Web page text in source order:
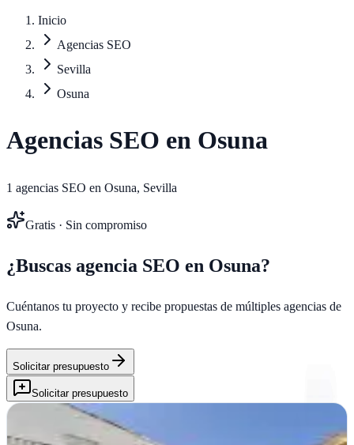
Inicio
Agencias SEO
Sevilla
Osuna
Agencias SEO en Osuna
1 agencias SEO en Osuna, Sevilla
Gratis · Sin compromiso
¿Buscas agencia SEO en Osuna?
Cuéntanos tu proyecto y recibe propuestas de múltiples agencias de
Osuna.
Solicitar presupuesto
Solicitar presupuesto